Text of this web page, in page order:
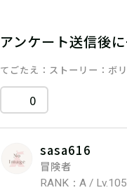
アンケート送信後
てごたえ ストーリー ボ
0
sasa616
冒険者
RANK：A / Lv.105